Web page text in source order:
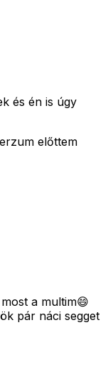
és én is úgy
előttem
a multim😄
pár náci segget